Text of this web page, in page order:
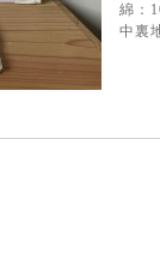
綿：
中裏